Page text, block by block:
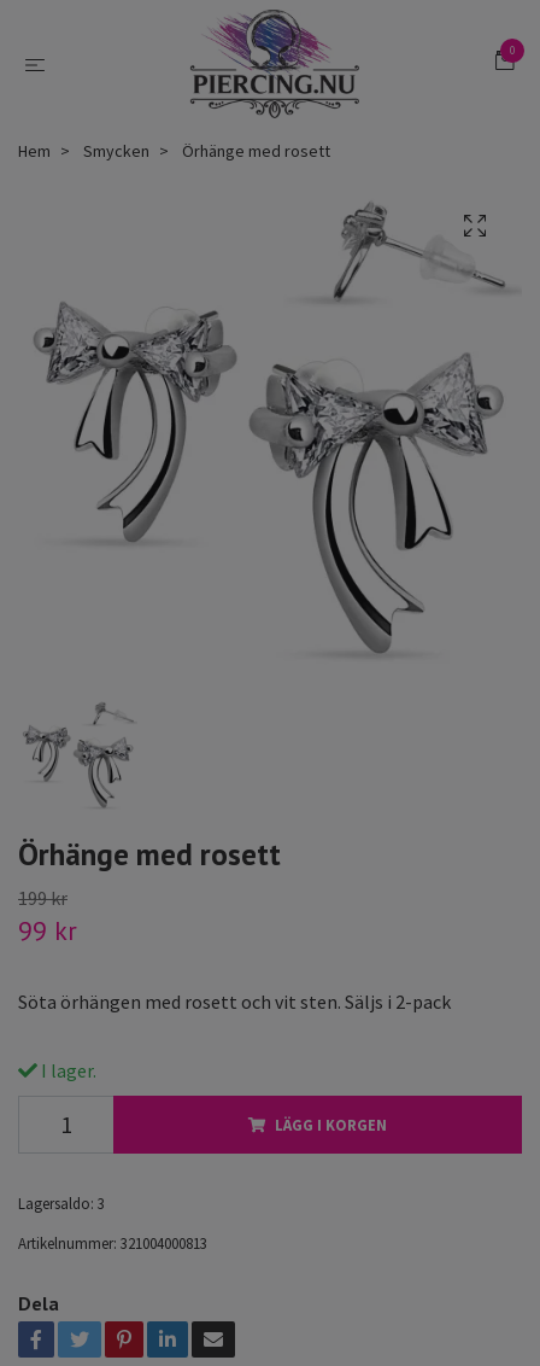
0
Hem Smycken Örhänge med rosett
Örhänge med rosett
199 kr
99 kr
Söta örhängen med rosett och vit sten. Säljs i 2-pack
I lager.
LÄGG I KORGEN
Lagersaldo: 3
Artikelnummer: 321004000813
Dela